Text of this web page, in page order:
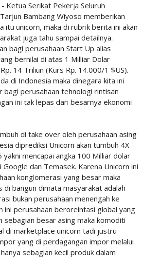
Ketua Serikat Pekerja Seluruh
Bambang Wiyoso memberikan
itu unicorn, maka di rubrik berita ini akan
juga tahu sampai detailnya.
bagi perusahaan Start Up alias
bernilai di atas 1 Milliar Dolar
14 Triliun (Kurs Rp. 14.000/1 $US).
di Indonesia maka dinegara kita ini
perusahaan tehnologi rintisan
ini tak lepas dari besarnya ekonomi
di take over oleh perusahaan asing
diprediksi Unicorn akan tumbuh 4X
mencapai angka 100 Milliar dolar
dan Temasek. Karena Unicorn ini
konglomerasi yang besar maka
bangun dimata masyarakat adalah
bukan perusahaan menengah ke
ini perusahaan beroreintasi global yang
sebagian besar asing maka komoditi
di marketplace unicorn tadi justru
yang di perdagangan impor melalui
sebagian kecil produk dalam